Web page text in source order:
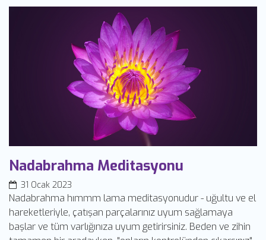
Nadabrahma Meditasyonu
31 Ocak 2023
Nadabrahma hımmm lama meditasyonudur - uğultu ve el
hareketleriyle, çatışan parçalarınız uyum sağlamaya
başlar ve tüm varlığınıza uyum getirirsiniz. Beden ve zihin